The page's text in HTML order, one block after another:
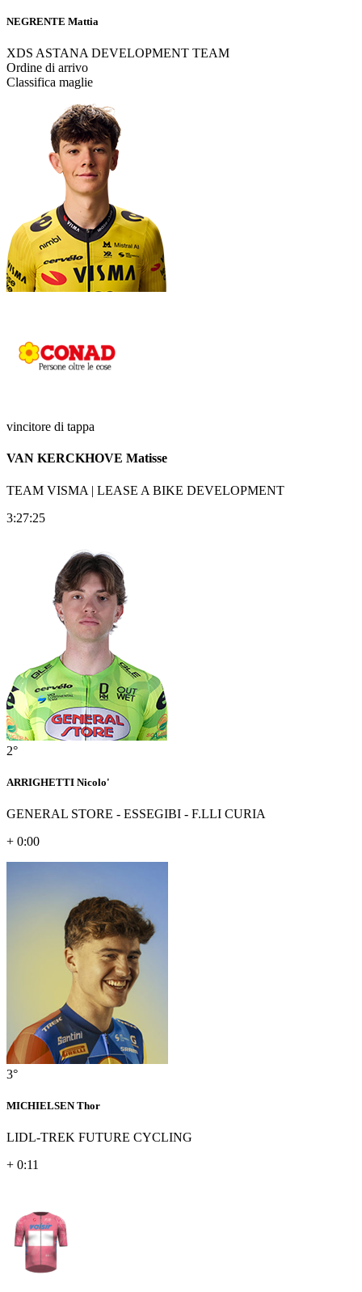
NEGRENTE Mattia
XDS ASTANA DEVELOPMENT TEAM
Ordine di arrivo
Classifica maglie
vincitore di tappa
VAN KERCKHOVE Matisse
TEAM VISMA | LEASE A BIKE DEVELOPMENT
3:27:25
2°
ARRIGHETTI Nicolo'
GENERAL STORE - ESSEGIBI - F.LLI CURIA
+ 0:00
3°
MICHIELSEN Thor
LIDL-TREK FUTURE CYCLING
+ 0:11